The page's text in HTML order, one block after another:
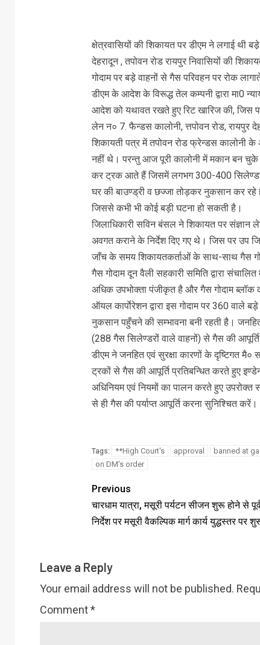
क्षेत्रवासियों की शिकायत पर डीएम ने लगाई थी
देहरादून , तपोवन रोड रायपुर निवासियों की
गोदाम पर बड़े वाहनों से गैस परिवहन पर रोक
डीएम के आदेश के विरूद्ध तेल कम्पनी द्वारा मा0
आदेश को यथावत रखते हुए रिट खारिज की, जिस पर
लेन न० 7. फैन्डस कालोनी, त्तपोवन रोड, रायपुर
शिकायती पत्र में तपोवन रोड फ्रेन्डस कालोनी
नहीं थे। परन्तु आज पूरी कालोनी में मकान बन चुके
कर ट्रक आते हैं जिसमें लगभग 300-400 सिलेण्डर
घर की बाउण्ड्री व छज्जा तोड़कर नुकसान कर
जिससे कभी भी कोई बड़ी घटना हो सकती है।
जिलाधिकारी सविन बंसल ने शिकायत पर संज्ञान
अवगत कराने के निर्देश दिए गए थे। जिस पर उप
जाँच के समय शिकायतकर्ताओं के साथ-साथ गैस
गैस गोदाम दून वैली सहकारी समिति द्वारा
अधिक उपभोक्ता पंजीकृत है और गैस गोदाम
ऑयल कार्पाेरेशन द्वारा इस गोदाम पर 360 वाले
नुकसान पहुँचने की सम्भावना बनी रहती है।
(288 गैस सिलेण्डरों वाले वाहनों) से गैस की
डीएम ने जनहित एवं सुरक्षा कारणों के दृष्टिगत मै०
ट्रकों से गैस की आपूर्ति प्रतिबन्धित करते हुए
अधिनियम एवं नियमों का पालन करते हुए उपरोक्त
से ही गैस की पर्याप्त आपूर्ति करना सुनिश्चित करें।
Tags: **High Court's approval banned at
on DM's order
Previous
चारधाम यात्रा, मसूरी पर्यटन सीजन शुरू होने से
निर्देश पर मसूरी वैकल्पिक मार्ग कार्य युद्धस्तर पर
Leave a Reply
Your email address will not be published.
Comment*